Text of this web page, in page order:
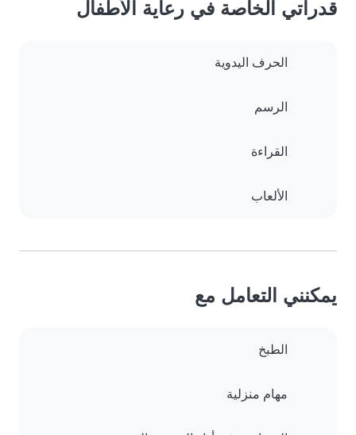
قدراتي الخاصة في رعاية الأطفال
الحرف اليدوية
الرسم
القراءة
الألعاب
يمكنني التعامل مع
الطبخ
مهام منزلية